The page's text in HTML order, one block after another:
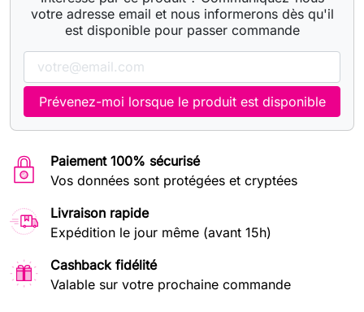
votre adresse email et nous informerons dès qu'il
est disponible pour passer commande
Prévenez-moi lorsque le produit est disponible
Paiement 100% sécurisé
Vos données sont protégées et cryptées
Livraison rapide
Expédition le jour même (avant 15h)
Cashback fidélité
Valable sur votre prochaine commande